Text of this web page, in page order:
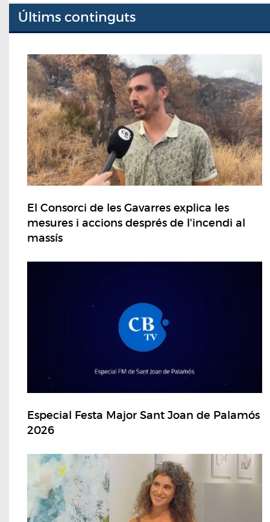
Últims continguts
El Consorci de les Gavarres explica les
mesures i accions després de l'incendi al
massís
Especial Festa Major Sant Joan de Palamós
2026